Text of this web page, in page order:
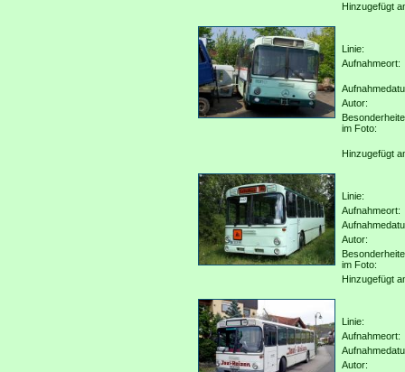
Hinzugefügt
Linie:
Aufnahmeort:
Autor:
im Foto:
Hinzugefügt
Linie:
Aufnahmeort:
Autor:
im Foto:
Hinzugefügt
Linie:
Aufnahmeort:
Autor: